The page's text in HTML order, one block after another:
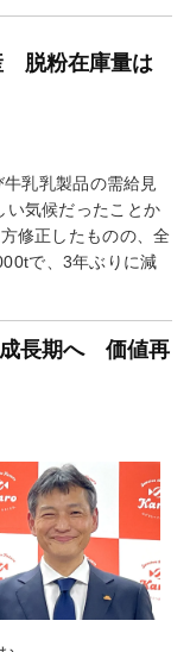
脱粉在庫量は
乳乳製品の需給見
い気候だったことか
修正したものの、全
で、3年ぶりに減
長期へ 価値再